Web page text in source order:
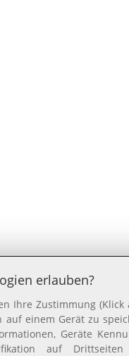
erlauben?
Ihre Zustimmung (Klick
auf einem Gerät zu
Geräte
auf